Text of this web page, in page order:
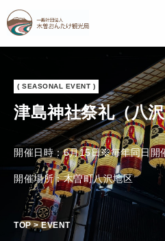
( SEASONAL EVENT )
津島神社祭礼（八沢
開催日時：6月15日※毎年同日
開催場所：木曽町八沢地区
TOP > EVENT